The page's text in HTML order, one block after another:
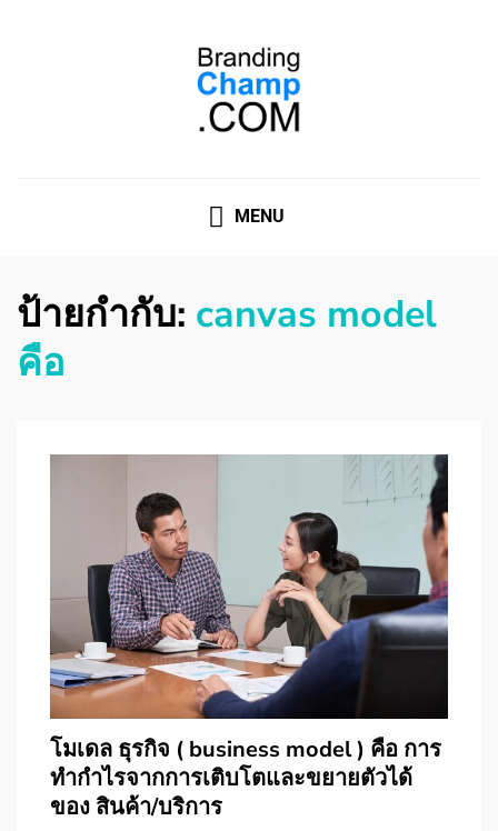
MENU
ป้ายกำกับ: canvas model
คือ
โมเดล ธุรกิจ ( business model ) คือ การ
ทำกำไรจากการเติบโตและขยายตัวได้
ของ สินค้า/บริการ